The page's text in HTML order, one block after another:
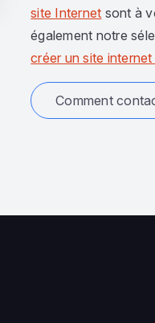
site Internet sont à
également notre
créer un site
Comment